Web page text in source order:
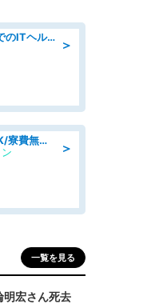
＞
ヘルプデスク/外資系保険業界でのITヘルプデスク業務/駅近/即日勤務可/ヘルプデスク
＞
組立・組付け/高収入/日払いOK/寮費無料/交替制/20・30・40代活躍中
一覧を見る
明宏さん死去